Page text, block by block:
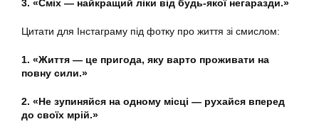
3. «Сміх — найкращий ліки від будь-якої негаразди.»
Цитати для Інстаграму під фотку про життя зі смислом:
1. «Життя — це пригода, яку варто проживати на
повну сили.»
2. «Не зупиняйся на одному місці — рухайся вперед
до своїх мрій.»